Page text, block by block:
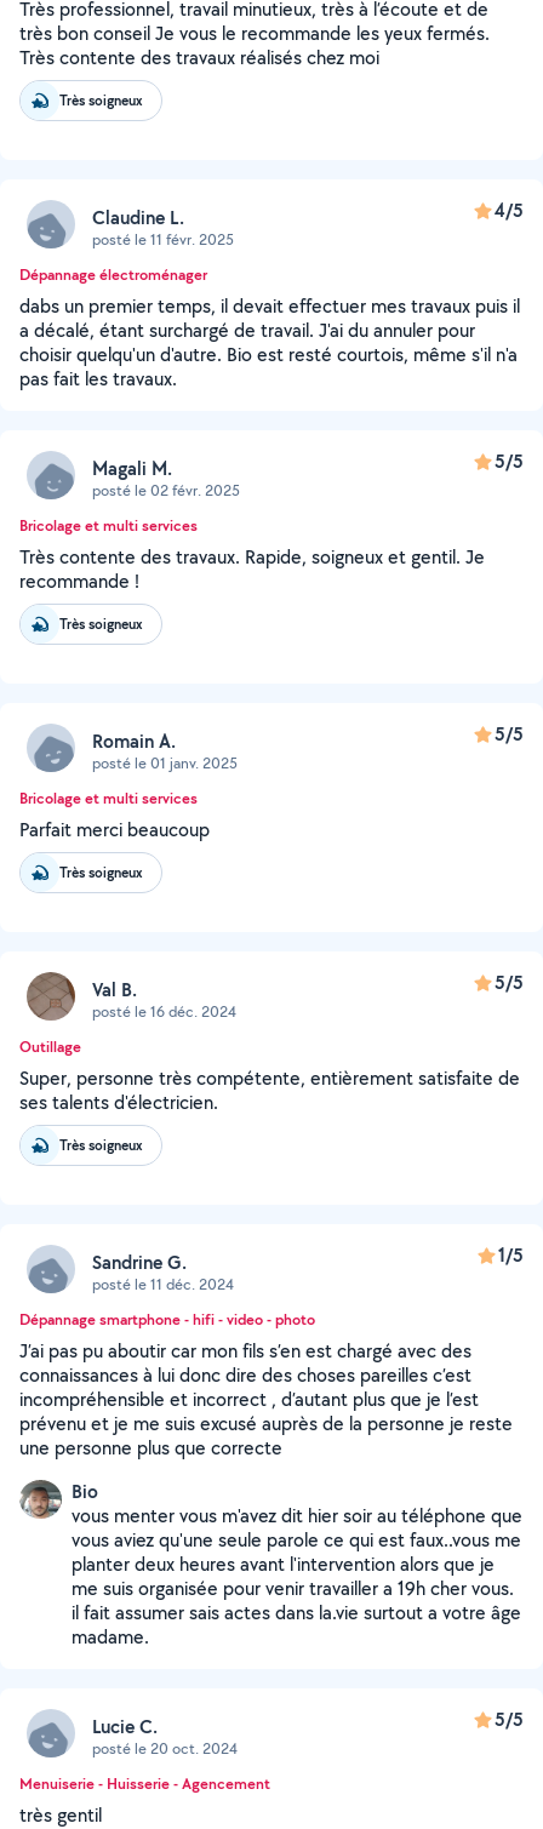
Très professionnel, travail minutieux, très à l’écoute et de
très bon conseil Je vous le recommande les yeux fermés.
Très contente des travaux réalisés chez moi
Très soigneux
Claudine L.
posté le 11 févr. 2025
4/5
Dépannage électroménager
dabs un premier temps, il devait effectuer mes travaux puis il
a décalé, étant surchargé de travail. J'ai du annuler pour
choisir quelqu'un d'autre. Bio est resté courtois, même s'il n'a
pas fait les travaux.
Magali M.
posté le 02 févr. 2025
5/5
Bricolage et multi services
Très contente des travaux. Rapide, soigneux et gentil. Je
recommande !
Très soigneux
Romain A.
posté le 01 janv. 2025
5/5
Bricolage et multi services
Parfait merci beaucoup
Très soigneux
Val B.
posté le 16 déc. 2024
5/5
Outillage
Super, personne très compétente, entièrement satisfaite de
ses talents d'électricien.
Très soigneux
Sandrine G.
posté le 11 déc. 2024
1/5
Dépannage smartphone - hifi - video - photo
J’ai pas pu aboutir car mon fils s’en est chargé avec des
connaissances à lui donc dire des choses pareilles c’est
incompréhensible et incorrect , d’autant plus que je l’est
prévenu et je me suis excusé auprès de la personne je reste
une personne plus que correcte
Bio
vous menter vous m'avez dit hier soir au téléphone que
vous aviez qu'une seule parole ce qui est faux..vous me
planter deux heures avant l'intervention alors que je
me suis organisée pour venir travailler a 19h cher vous.
il fait assumer sais actes dans la.vie surtout a votre âge
madame.
Lucie C.
posté le 20 oct. 2024
5/5
Menuiserie - Huisserie - Agencement
très gentil